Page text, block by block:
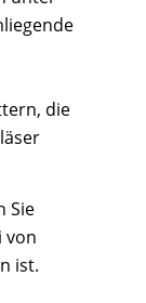
die
Sie
von
ist.